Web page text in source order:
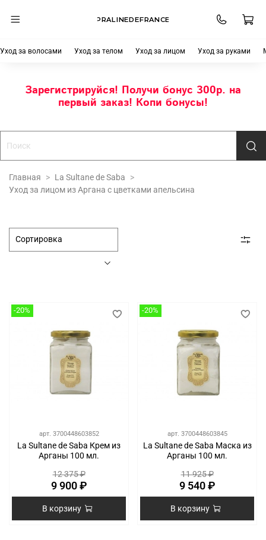
PRALINEDEFRANCE
Уход за волосами Уход за телом Уход за лицом Уход за руками
Зарегистрируйся! Получи бонус 300р. на
первый заказ! Копи бонусы!
Главная
La Sultane de Saba
Уход за лицом из Аргана с цветками апельсина
-20%
арт. 3700448603852
La Sultane de Saba Крем из
Арганы 100 мл.
12 375 ₽
9 900 ₽
В корзину
-20%
арт. 3700448603845
La Sultane de Saba Маска из
Арганы 100 мл.
11 925 ₽
9 540 ₽
В корзину